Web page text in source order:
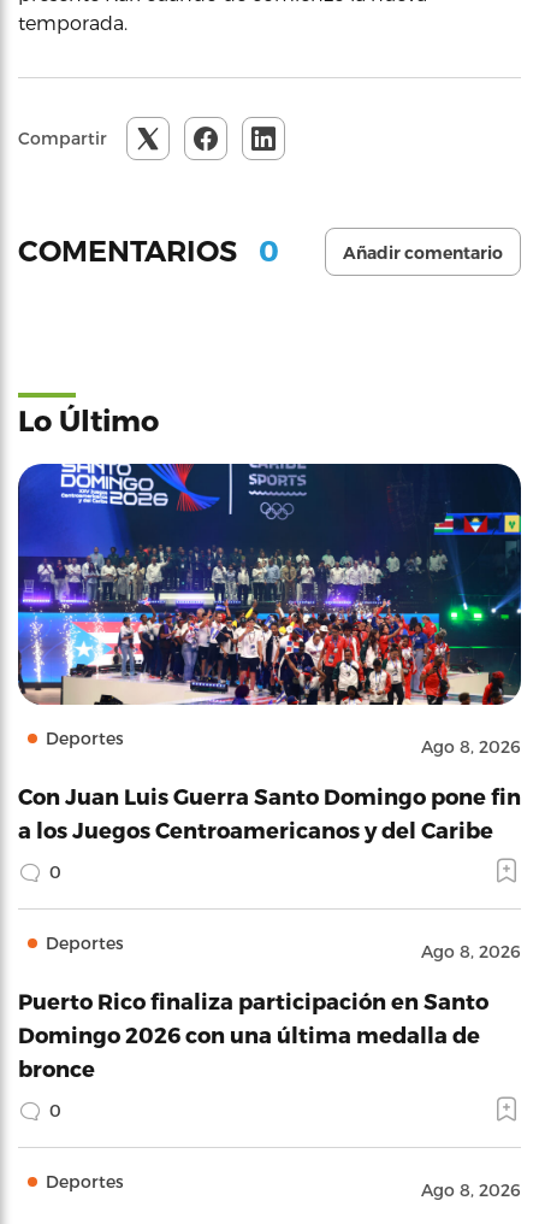
temporada.
Compartir
COMENTARIOS 0 Añadir comentario
Lo Último
Deportes Ago 8, 2026
Con Juan Luis Guerra Santo Domingo pone fin
a los Juegos Centroamericanos y del Caribe
0
Deportes Ago 8, 2026
Puerto Rico finaliza participación en Santo
Domingo 2026 con una última medalla de
bronce
0
Deportes Ago 8, 2026